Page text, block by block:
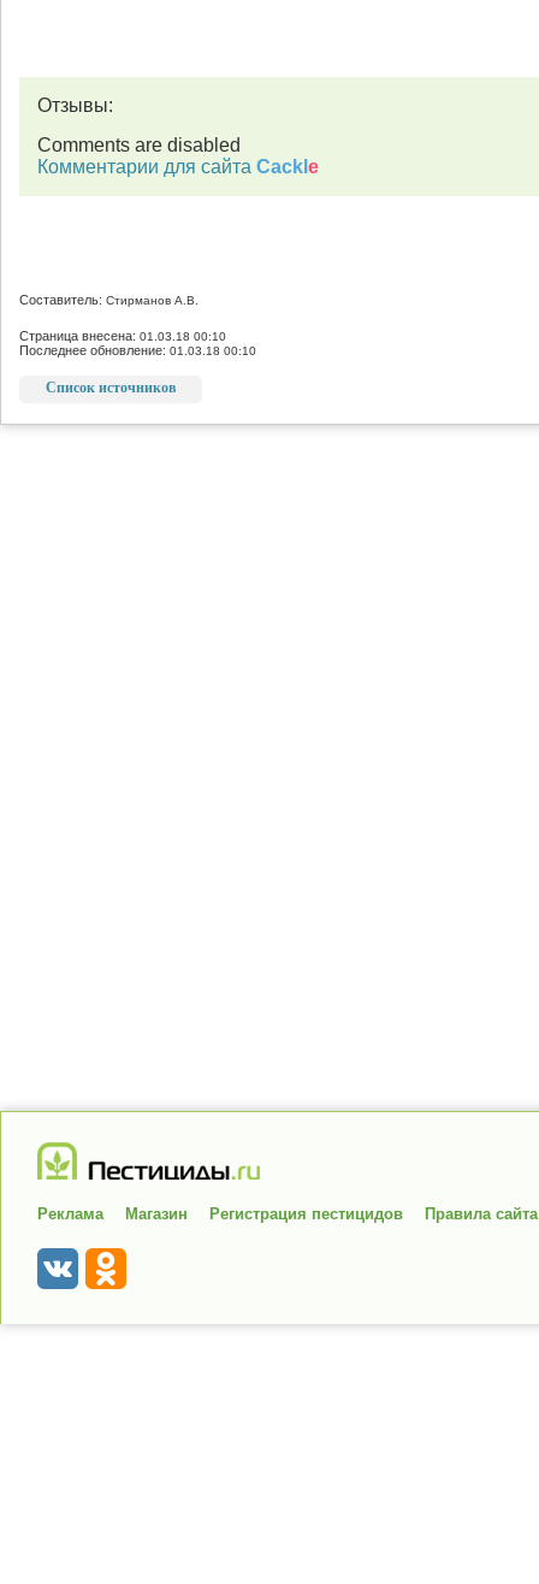
Отзывы:
Comments are disabled
Комментарии для сайта Cackl e
Составитель: Стирманов А.В.
Страница внесена: 01.03.18 00:10
Последнее обновление: 01.03.18 00:10
Список источников
Реклама Магазин Регистрация пестицидов Правила сайта